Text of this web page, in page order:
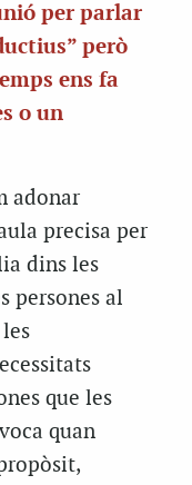
per parlar
però
ens fa
o un
adonar
precisa per
dins les
persones al
que les
quan